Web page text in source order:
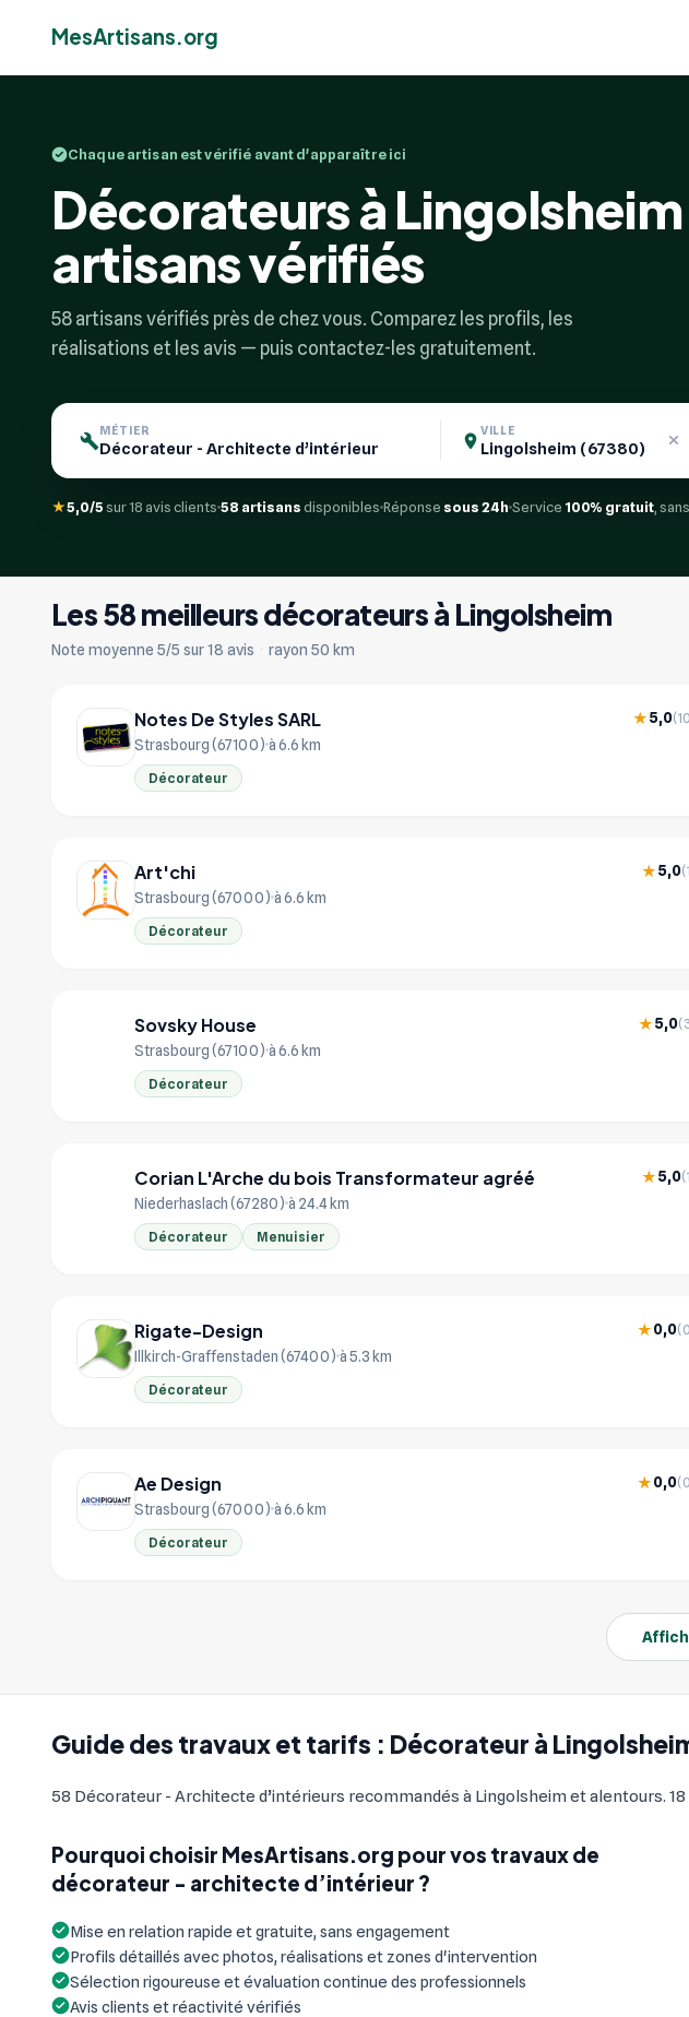
MesArtisans.org
Chaque artisan est vérifié avant d'apparaître ici
Décorateurs à
artisans vérifiés
58 artisans vérifiés près de chez vous. Comparez les profils, les
réalisations et les avis — puis contactez-les gratuitement.
MÉTIER VILLE
★5,0/5sur 18 avis clients 58 artisansdisponibles Réponse sous 24h Service 100% gratuit ,
Guide des travaux et tarifs : Décorateur à
58 Décorateur - Architecte d’intérieurs recommandés à Lingolsheim et alentours.
Pourquoi choisir MesArtisans.org pour vos travaux de
décorateur - architecte d’intérieur ?
Mise en relation rapide et gratuite, sans engagement
Profils détaillés avec photos, réalisations et zones d'intervention
Sélection rigoureuse et évaluation continue des professionnels
Avis clients et réactivité vérifiés
Les 58 meilleurs décorateurs à Lingolsheim
Note moyenne 5/5 sur 18 avis · rayon 50 km
Notes De Styles SARL ★5,0
Strasbourg (67100) à 6.6 km
Décorateur
Art'chi ★5,0
Strasbourg (67000) à 6.6 km
Décorateur
Sovsky House ★5,0
Strasbourg (67100) à 6.6 km
Décorateur
Corian L'Arche du bois Transformateur agréé ★5,0
Niederhaslach (67280) à 24.4 km
Décorateur Menuisier
Rigate-Design ★0,0
Illkirch-Graffenstaden (67400) à 5.3 km
Décorateur
Ae Design ★0,0
Strasbourg (67000) à 6.6 km
Décorateur